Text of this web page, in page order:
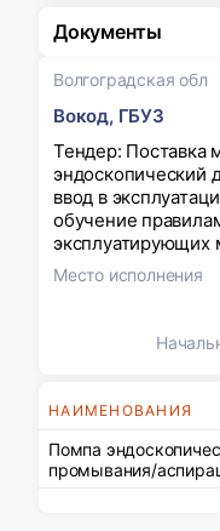
Волгоградская обл
Вокод, ГБУЗ
Тендер: Поставка
эндоскопический
ввод в
обучение
эксплуатирующих
Место исполнения
НАИМЕНОВАНИЯ
Помпа
промывания/
Документы